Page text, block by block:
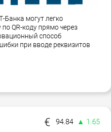
Банка могут легко
по QR-коду прямо через
способ
при вводе реквизитов
94.84
▲ 1.65